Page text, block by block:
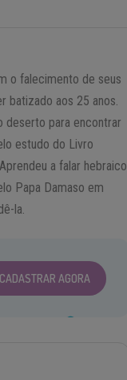
o falecimento de seus
batizado aos 25 anos.
deserto para encontrar
estudo do Livro
a falar hebraico
Papa Damaso em
la.
CADASTRAR AGORA